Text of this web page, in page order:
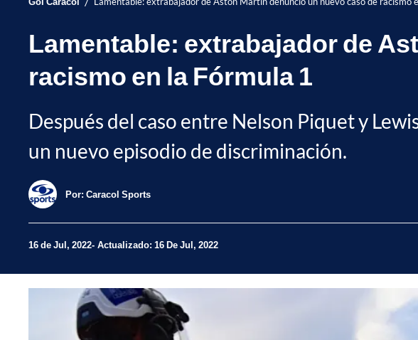
Lamentable: extrabajador de
racismo en la Fórmula 1
Después del caso entre Nelson Piquet y
un nuevo episodio de discriminación.
Por: Caracol Sports
16 de Jul, 2022 Actualizado: 16 De Jul, 2022